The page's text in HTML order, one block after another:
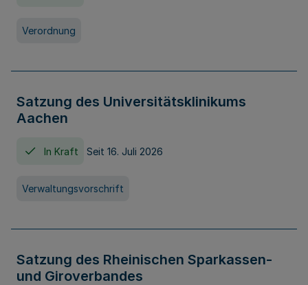
Verordnung
Satzung des Universitätsklinikums
Aachen
In Kraft Seit 16. Juli 2026
Verwaltungsvorschrift
Satzung des Rheinischen Sparkassen-
und Giroverbandes